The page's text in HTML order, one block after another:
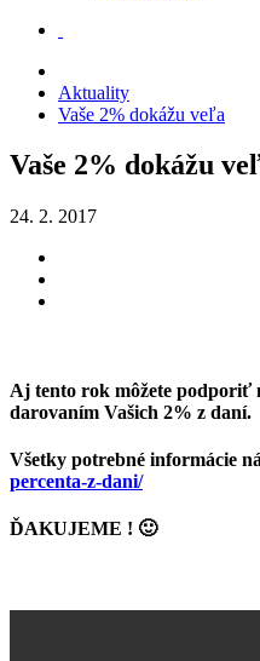
Aktuality
Vaše 2% dokážu veľa
Vaše 2% dokážu
24. 2. 2017
Aj tento rok môžete podporiť
darovaním Vašich 2% z daní.
Všetky potrebné informácie
percenta-z-dani/
ĎAKUJEME ! 🙂